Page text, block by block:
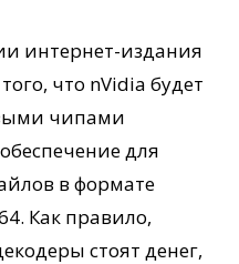
интернет-издания
что nVidia будет
чипами
для
в формате
Как правило,
стоят денег,